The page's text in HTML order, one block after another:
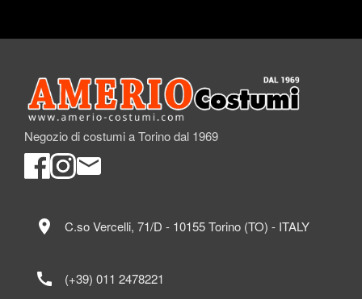
Negozio di costumi a Torino dal 1969
location_on C.so Vercelli, 71/D - 10155 Torino (TO) - ITALY
call (+39) 011 2478221